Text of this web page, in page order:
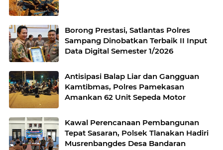
Borong Prestasi, Satlantas Polres
Sampang Dinobatkan Terbaik II Input
Data Digital Semester 1/2026
Antisipasi Balap Liar dan Gangguan
Kamtibmas, Polres Pamekasan
Amankan 62 Unit Sepeda Motor
Kawal Perencanaan Pembangunan
Tepat Sasaran, Polsek Tlanakan Hadiri
Musrenbangdes Desa Bandaran